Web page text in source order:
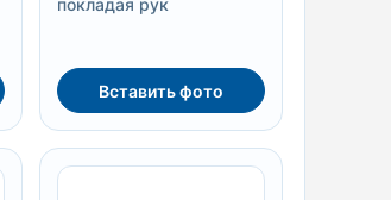
покладая рук
Вставить фото